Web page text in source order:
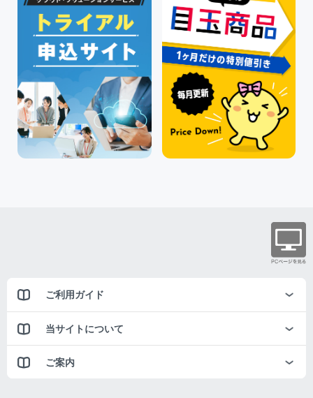
ご利用ガイド
当サイトについて
ご案内